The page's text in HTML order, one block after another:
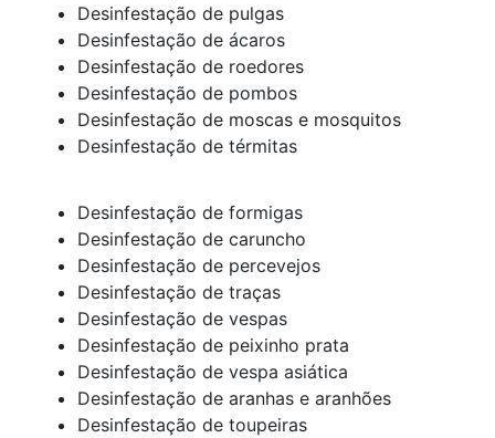
Desinfestação de pulgas
Desinfestação de ácaros
Desinfestação de roedores
Desinfestação de pombos
Desinfestação de moscas e mosquitos
Desinfestação de térmitas
Desinfestação de formigas
Desinfestação de caruncho
Desinfestação de percevejos
Desinfestação de traças
Desinfestação de vespas
Desinfestação de peixinho prata
Desinfestação de vespa asiática
Desinfestação de aranhas e aranhões
Desinfestação de toupeiras